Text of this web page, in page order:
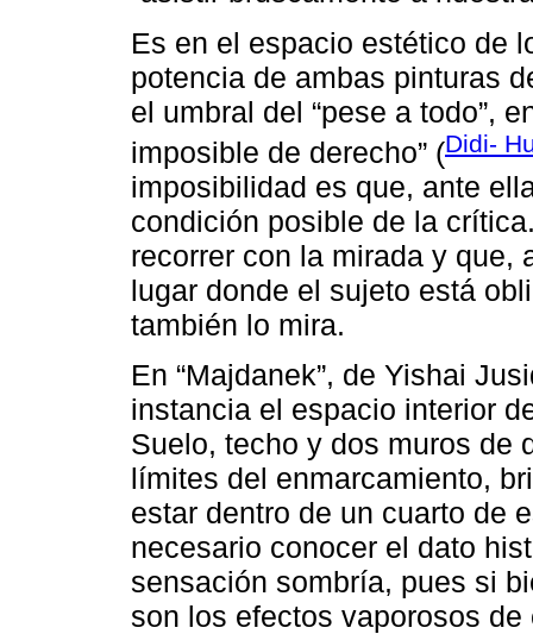
Es en el espacio estético de
potencia de ambas pinturas
el umbral del “pese a todo”,
imposible de derecho” (Didi-
imposibilidad es que, ante
condición posible de la
recorrer con la mirada y que,
lugar donde el sujeto está
también lo mira.
En “Majdanek”, de Yishai
instancia el espacio interior
Suelo, techo y dos muros de
límites del enmarcamiento,
estar dentro de un cuarto de
necesario conocer el dato
sensación sombría, pues si
son los efectos vaporosos